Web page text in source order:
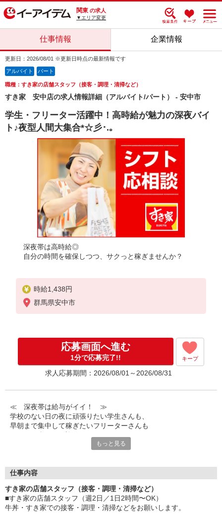
関東 の求人
▼エリア変更
仕事情報 企業情報
更新日：2026/08/01 ※更新日時点の最新情報です
アルバイト パート
職種：すき家の店舗スタッフ（接客・調理・清掃など）
すき家 安中店の求人情報詳細（アルバイト/パート） - 安中市
学生・フリーター活躍中！高時給が魅力の深夜バイ
ト♪夜型人間大集合*☆彡･.｡
深夜帯は高時給◎
自分の時間を確保しつつ、サクっと稼ぎませんか？
時給1,438円
群馬県安中市
応募画面へ進む
1分で応募完了!! キープ
求人応募期間：2026/08/01～2026/08/31
≪ 深夜帯は給与がイイ！ ≫
学校のない日の夜に頑張りたい学生さんも、
早朝まで集中して稼ぎたいフリーターさんも
オシャレを捨てる必要はありません！
急な出費も安心♪
■社員登用あり
将来を考えている方は必見です。
もっと見る
仕事内容
すき家の店舗スタッフ（接客・調理・清掃など）
■すき家の店舗スタッフ（週2日／1日2時間〜OK）
牛丼・すき家での接客・調理・清掃などをお願いします。